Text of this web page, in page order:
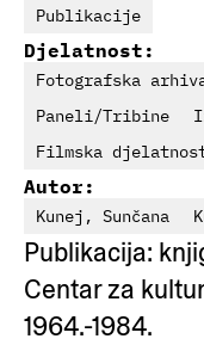
Publikacije
Djelatnost:
Fotografska
Paneli/Tribine
Filmska
Autor:
Kunej, Sunčana
Publikacija:
Centar za
1964.-1984.